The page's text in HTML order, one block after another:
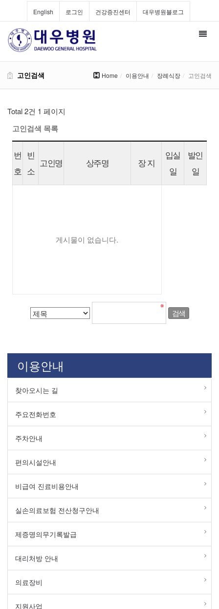
English 로그인 건강증진센터 대우병원블로그
고인검색 Home 이용안내 장례식장 고인검색
Total 2건 1 페이지
고인검색 목록
번
호
빈
소
고인명 상주명 장 지
입실
일
발인
일
게시물이 없습니다.
이용안내
찾아오시는 길
주요전화번호
주차안내
편의시설안내
비급여 진료비용안내
실손의료보험 전산청구안내
제증명의무기록발급
대리처방 안내
의료장비
지원사업